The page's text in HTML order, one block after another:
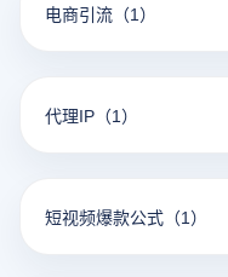
电商引流 （1）
代理IP （1）
短视频爆款公式 （1）